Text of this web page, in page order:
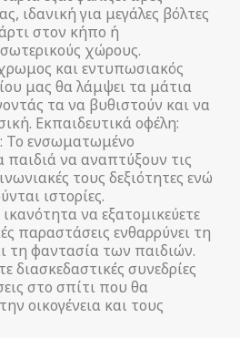
ιδανική για μεγάλες βόλτες
στον κήπο ή
χώρους.
και εντυπωσιακός
μας θα λάμψει τα μάτια
τα να βυθιστούν και να
Εκπαιδευτικά οφέλη:
Το ενσωματωμένο
να αναπτύξουν τις
τους δεξιότητες ενώ
ιστορίες.
να εξατομικεύετε
παραστάσεις ενθαρρύνει τη
τη φαντασία των παιδιών.
διασκεδαστικές συνεδρίες
στο σπίτι που θα
οικογένεια και τους